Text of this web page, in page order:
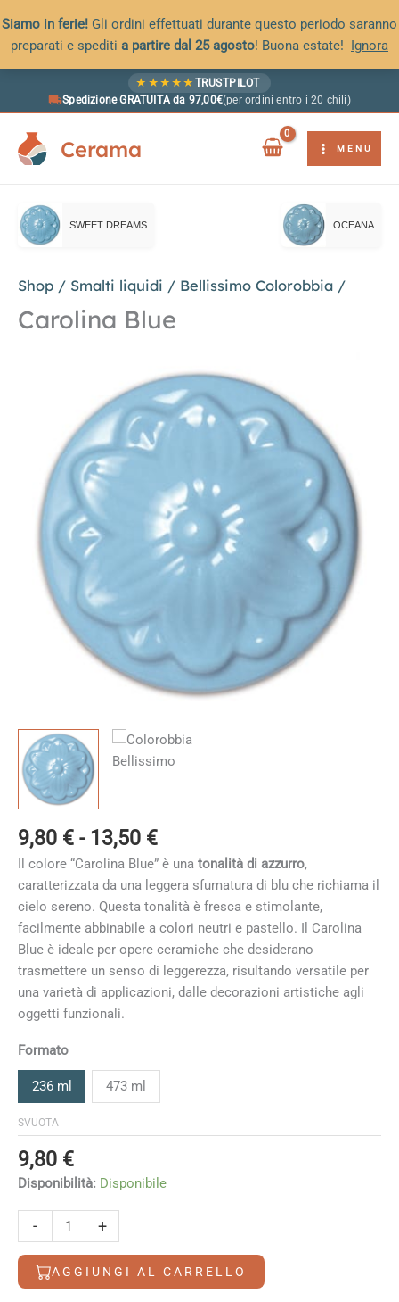
Siamo in ferie! Gli ordini effettuati durante questo periodo saranno
preparati e spediti a partire dal 25 agosto! Buona estate! Ignora
★ ★ ★ ★ ★ TRUSTPILOT
Spedizione GRATUITA da 97,00€(per ordini entro i 20 chili)
Cerama MENU
SWEET DREAMS OCEANA
Shop / Smalti liquidi / Bellissimo Colorobbia /
Carolina Blue
9,80 € - 13,50 €Fascia
di
prezzo:
da
9,80 €
a
13,50 €
Il colore “Carolina Blue” è una tonalità di azzurro,
caratterizzata da una leggera sfumatura di blu che richiama il
cielo sereno. Questa tonalità è fresca e stimolante,
facilmente abbinabile a colori neutri e pastello. Il Carolina
Blue è ideale per opere ceramiche che desiderano
trasmettere un senso di leggerezza, risultando versatile per
una varietà di applicazioni, dalle decorazioni artistiche agli
oggetti funzionali.
Formato
236 ml 473 ml
SVUOTA
9,80 €
Disponibilità: Disponibile
-
Carolina
Blue
quantità
+
AGGIUNGI AL CARRELLO